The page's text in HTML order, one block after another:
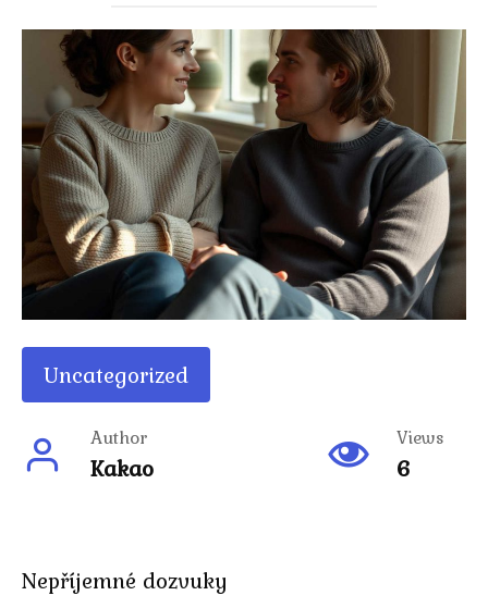
Uncategorized
Author
Kakao
Views
6
Nepříjemné dozvuky